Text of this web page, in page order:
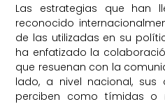
Las estrategias que han
reconocido
de las utilizadas en su
ha enfatizado la
que resuenan con la
lado, a nivel nacional, sus
perciben como tímidas o